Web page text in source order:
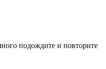
подождите и повторите